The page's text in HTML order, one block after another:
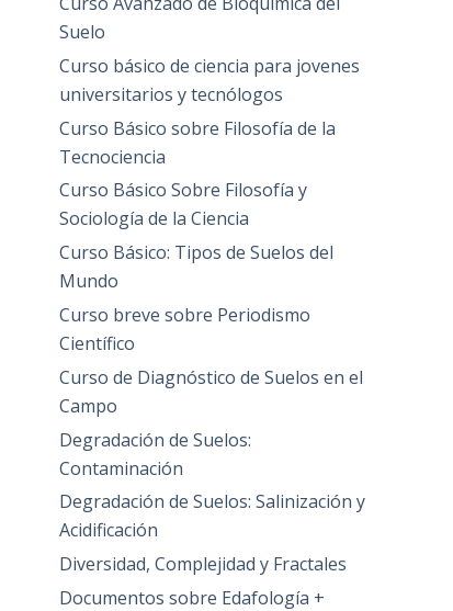
Suelo
Curso básico de ciencia para jovenes
universitarios y tecnólogos
Curso Básico sobre Filosofía de la
Tecnociencia
Curso Básico Sobre Filosofía y
Sociología de la Ciencia
Curso Básico: Tipos de Suelos del
Mundo
Curso breve sobre Periodismo
Científico
Curso de Diagnóstico de Suelos en el
Campo
Degradación de Suelos:
Contaminación
Degradación de Suelos: Salinización y
Acidificación
Diversidad, Complejidad y Fractales
Documentos sobre Edafología +